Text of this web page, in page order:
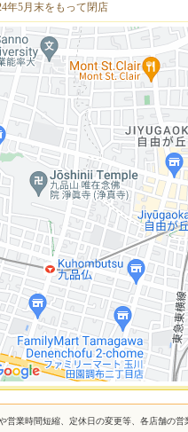
年5月末をもって閉店
営業時間短縮、定休日の変更等、各店舗の